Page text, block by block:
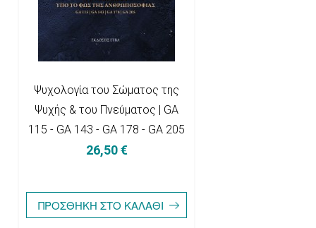
Ψυχολογία του Σώματος της
Ψυχής & του Πνεύματος | GA
115 - GA 143 - GA 178 - GA 205
26,50 €